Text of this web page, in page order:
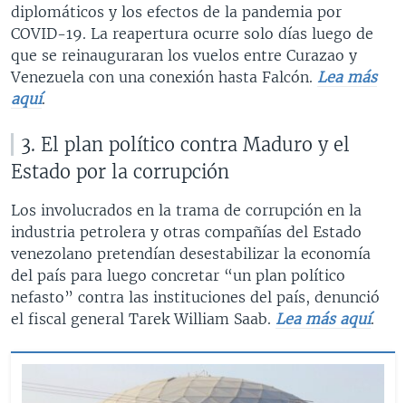
diplomáticos y los efectos de la pandemia por
COVID-19. La reapertura ocurre solo días luego de
que se reinauguraran los vuelos entre Curazao y
Venezuela con una conexión hasta Falcón. Lea más
aquí.
3. El plan político contra Maduro y el
Estado por la corrupción
Los involucrados en la trama de corrupción en la
industria petrolera y otras compañías del Estado
venezolano pretendían desestabilizar la economía
del país para luego concretar “un plan político
nefasto” contra las instituciones del país, denunció
el fiscal general Tarek William Saab. Lea más aquí.